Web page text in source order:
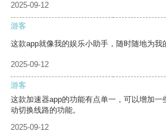
2025-09-12
游客
这款app就像我的娱乐小助手，随时随地为我
2025-09-12
游客
这款加速器app的功能有点单一，可以增加一
动切换线路的功能。
2025-09-12